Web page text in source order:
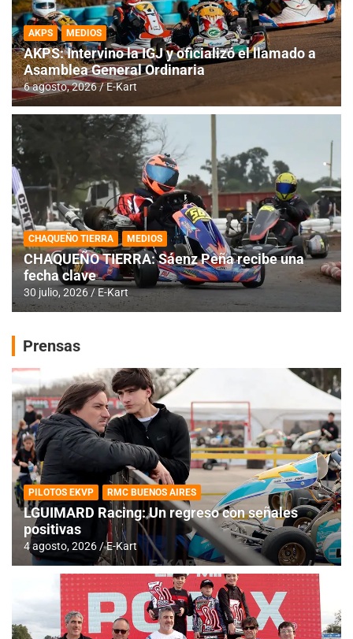
AKPS MEDIOS
AKPS: Intervino la IGJ y oficializó el llamado a
Asamblea General Ordinaria
6 agosto, 2026 E-Kart
CHAQUEÑO TIERRA MEDIOS
CHAQUEÑO TIERRA: Sáenz Peña recibe una
fecha clave
30 julio, 2026 E-Kart
Prensas
PILOTOS EKVP RMC BUENOS AIRES
LGUIMARD Racing: Un regreso con señales
positivas
4 agosto, 2026 E-Kart